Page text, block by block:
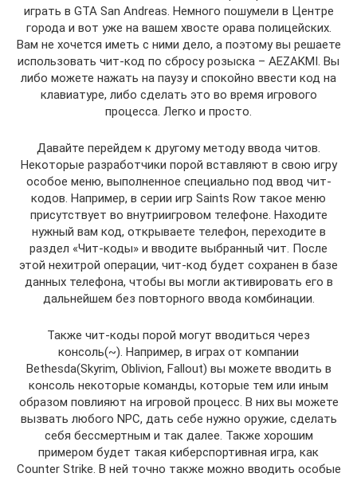
играть в GTA San Andreas. Немного пошумели в Центре
города и вот уже на вашем хвосте орава полицейских.
Вам не хочется иметь с ними дело, а поэтому вы решаете
использовать чит-код по сбросу розыска – AEZAKMI. Вы
либо можете нажать на паузу и спокойно ввести код на
клавиатуре, либо сделать это во время игрового
процесса. Легко и просто.
Давайте перейдем к другому методу ввода читов.
Некоторые разработчики порой вставляют в свою игру
особое меню, выполненное специально под ввод чит-
кодов. Например, в серии игр Saints Row такое меню
присутствует во внутриигровом телефоне. Находите
нужный вам код, открываете телефон, переходите в
раздел «Чит-коды» и вводите выбранный чит. После
этой нехитрой операции, чит-код будет сохранен в базе
данных телефона, чтобы вы могли активировать его в
дальнейшем без повторного ввода комбинации.
Также чит-коды порой могут вводиться через
консоль(~). Например, в играх от компании
Bethesda(Skyrim, Oblivion, Fallout) вы можете вводить в
консоль некоторые команды, которые тем или иным
образом повлияют на игровой процесс. В них вы можете
вызвать любого NPC, дать себе нужно оружие, сделать
себя бессмертным и так далее. Также хорошим
примером будет такая киберспортивная игра, как
Counter Strike. В ней точно также можно вводить особые